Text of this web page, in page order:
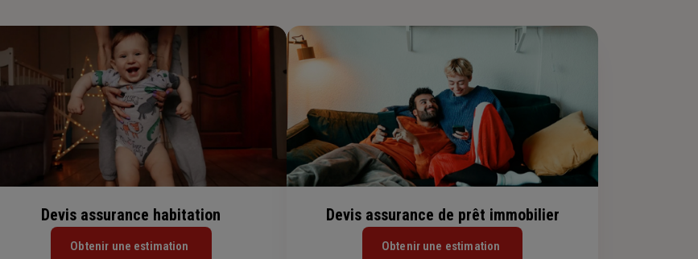
Devis assurance habitation
Obtenir une estimation
Devis assurance de prêt immobilier
Obtenir une estimation